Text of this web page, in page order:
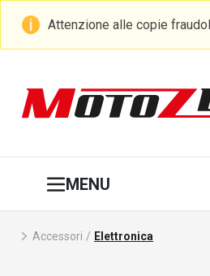
Attenzione alle copie
MENU
Accessori / Elettronica